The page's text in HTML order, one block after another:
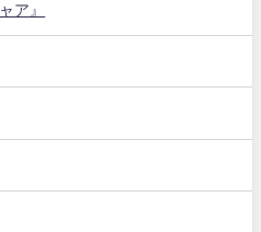
ア』